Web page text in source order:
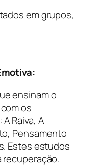
em grupos,
ensinam o
os
Raiva, A
Pensamento
Estes estudos